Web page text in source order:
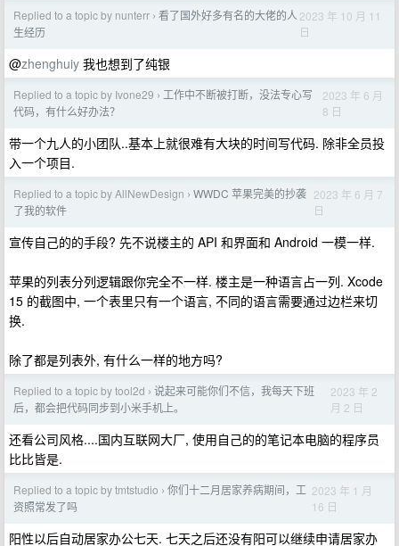
Replied to a topic by nunterr › 看了国外好多有名的大佬的人
生经历
2023 年 10 月 11
日
@zhenghuiy 我也想到了纯银
Replied to a topic by Ivone29 › 工作中不断被打断，没法专心写
代码，有什么好办法？
2023 年 6 月
8 日
带一个九人的小团队..基本上就很难有大块的时间写代码. 除非全员投
入一个项目.
Replied to a topic by AllNewDesign › WWDC 苹果完美的抄袭
了我的软件
2023 年 6 月 7
日
宣传自己的的手段? 先不说楼主的 API 和界面和 Android 一模一样.
苹果的列表分列逻辑跟你完全不一样. 楼主是一种语言占一列. Xcode
15 的截图中, 一个表里只有一个语言, 不同的语言需要通过边栏来切
换.
除了都是列表外, 有什么一样的地方吗?
Replied to a topic by tool2d › 说起来可能你们不信，我每天下班
后，都会把代码同步到小米手机上。
2023 年 2
月 2 日
还看公司风格....国内互联网大厂, 使用自己的的笔记本电脑的程序员
比比皆是.
Replied to a topic by tmtstudio › 你们十二月居家养病期间，工
资照常发了吗
2023 年 1 月
16 日
阳性以后自动居家办公七天. 七天之后还没有阳可以继续申请居家办